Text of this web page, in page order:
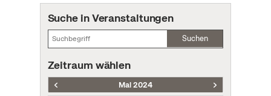
Suche in Veranstaltungen
Suchen
Zeitraum wählen
Mai 2024